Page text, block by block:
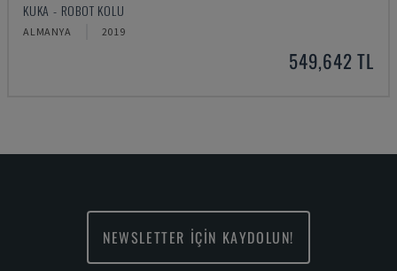
KUKA - ROBOT KOLU
ALMANYA 2019
549,642 TL
NEWSLETTER İÇİN KAYDOLUN!